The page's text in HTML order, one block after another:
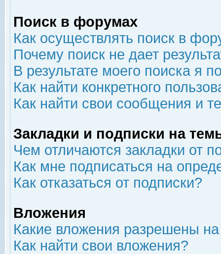
Поиск в форумах
Как осуществлять поиск в
Почему поиск не дает
В результате моего поиска я
Как найти конкретного
Как найти свои сообщения и
Закладки и подписки на
Чем отличаются закладки от
Как мне подписаться на
Как отказаться от подписки?
Вложения
Какие вложения разрешены
Как найти свои вложения?